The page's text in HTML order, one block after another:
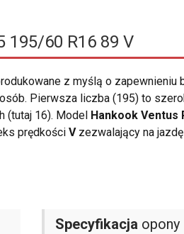
195/60 R16 89 V
z myślą o
Pierwsza liczba (195) to
(tutaj 16). Model Hankook Ventus
prędkości Vzezwalający na
Specyfikacja opony